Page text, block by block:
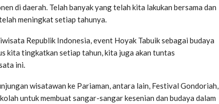
di daerah. Telah banyak yang telah kita lakukan bersama dan
meningkat setiap tahunya.
Republik Indonesia, event Hoyak Tabuik sebagai budaya
kita tingkatkan setiap tahun, kita juga akan tuntas
ini.
wisatawan ke Pariaman, antara lain, Festival Gondoriah,
untuk membuat sangar-sangar kesenian dan budaya dalam